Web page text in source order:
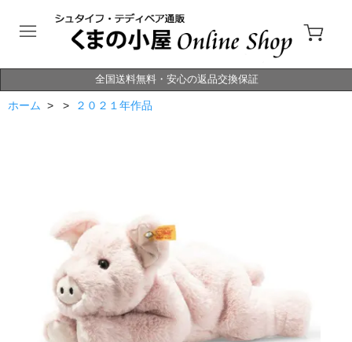
全国送料無料・安心の返品交換保証
ホーム > > ２０２１年作品